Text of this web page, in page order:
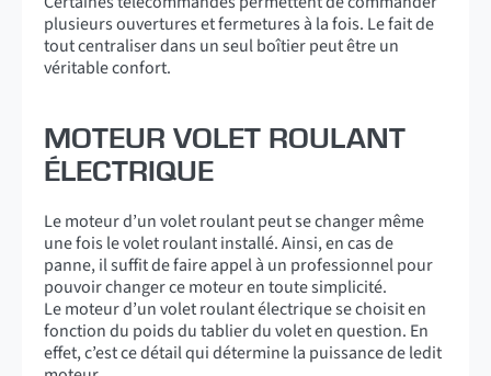
plusieurs ouvertures et fermetures à la fois. Le fait de
tout centraliser dans un seul boîtier peut être un
véritable confort.
MOTEUR VOLET ROULANT
ÉLECTRIQUE
Le moteur d’un volet roulant peut se changer même
une fois le volet roulant installé. Ainsi, en cas de
panne, il suffit de faire appel à un professionnel pour
pouvoir changer ce moteur en toute simplicité.
Le moteur d’un volet roulant électrique se choisit en
fonction du poids du tablier du volet en question. En
effet, c’est ce détail qui détermine la puissance de ledit